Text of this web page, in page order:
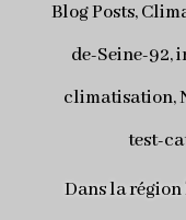
Blog Posts,
de-Seine-92,
climatisation,
test-
Dans la